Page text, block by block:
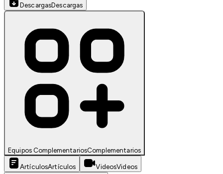
DescargasDescargas
Equipos ComplementariosComplementarios
ArtículosArtículos VideosVideos